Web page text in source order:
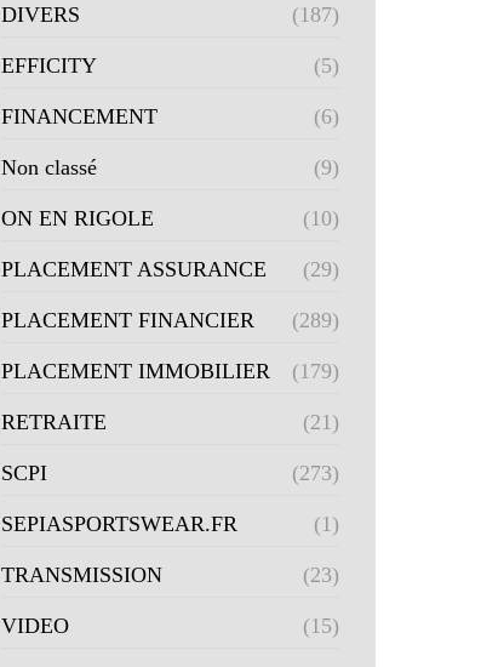
DIVERS (187)
EFFICITY (5)
FINANCEMENT (6)
Non classé (9)
ON EN RIGOLE (10)
PLACEMENT ASSURANCE (29)
PLACEMENT FINANCIER (289)
PLACEMENT IMMOBILIER (179)
RETRAITE (21)
SCPI (273)
SEPIASPORTSWEAR.FR (1)
TRANSMISSION (23)
VIDEO (15)